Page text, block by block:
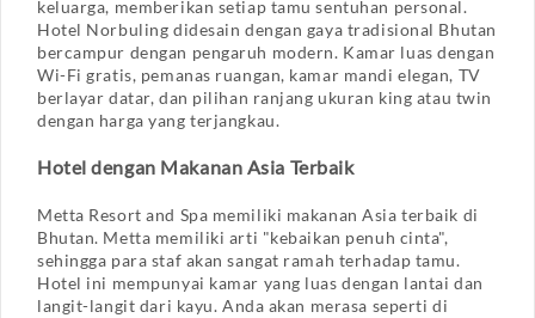
keluarga, memberikan setiap tamu sentuhan personal.
Hotel Norbuling didesain dengan gaya tradisional Bhutan
bercampur dengan pengaruh modern. Kamar luas dengan
Wi-Fi gratis, pemanas ruangan, kamar mandi elegan, TV
berlayar datar, dan pilihan ranjang ukuran king atau twin
dengan harga yang terjangkau.
Hotel dengan Makanan Asia Terbaik
Metta Resort and Spa memiliki makanan Asia terbaik di
Bhutan. Metta memiliki arti "kebaikan penuh cinta",
sehingga para staf akan sangat ramah terhadap tamu.
Hotel ini mempunyai kamar yang luas dengan lantai dan
langit-langit dari kayu. Anda akan merasa seperti di